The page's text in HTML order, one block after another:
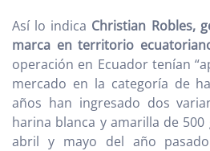
Así lo indica Christian Robles,
marca en territorio
operación en Ecuador tenían
mercado en la categoría de
años han ingresado dos
harina blanca y amarilla de
abril y mayo del año